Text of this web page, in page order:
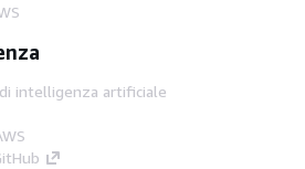
intelligenza artificiale